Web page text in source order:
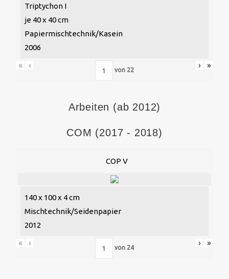
Triptychon I
je 40 x 40 cm
Papiermischtechnik/Kasein
2006
« ‹
von 22
› »
Arbeiten (ab 2012)
COM (2017 - 2018)
COP V
140 x 100 x 4 cm
Mischtechnik/Seidenpapier
2012
« ‹
von 24
› »